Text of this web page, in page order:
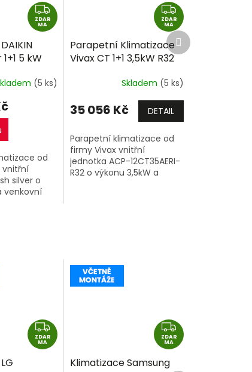
Z
D
ZDAR
MA
Z
D
R
ZDAR
MA
Klimatizace Samsung
Z
D
A
ZDAR
MA
5 kW
(5 ks)
od
vnitřní
silver o
venkovní
Z
D
A
R
A
ZDAR
MA
Parapetní Klimatizace
Vivax CT 1+1 3,5kW R32
Skladem (5 ks)
35 056 Kč DETAIL
Parapetní klimatizace od
firmy Vivax vnitřní
jednotka ACP-12CT35AERI-
R32 o výkonu 3,5kW a
Další
produkt